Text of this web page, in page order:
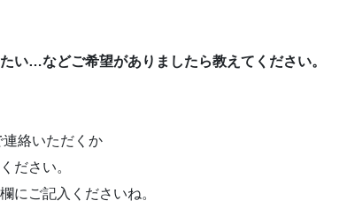
い…などご希望がありましたら教えてください。
連絡いただくか
ださい。
にご記入くださいね。